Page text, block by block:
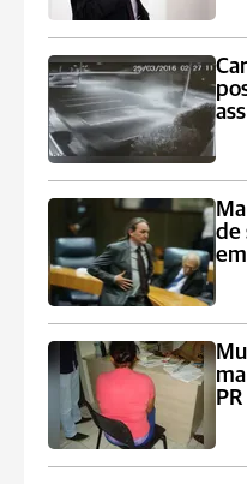
de
PR